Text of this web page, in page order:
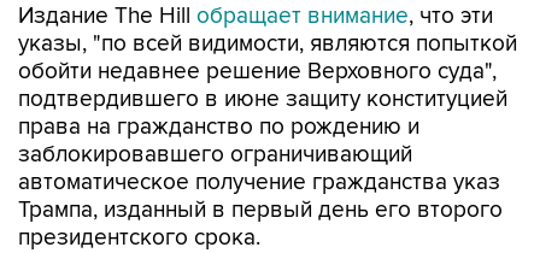
Издание The Hill обращает внимание, что эти
указы, "по всей видимости, являются попыткой
обойти недавнее решение Верховного суда",
подтвердившего в июне защиту конституцией
права на гражданство по рождению и
заблокировавшего ограничивающий
автоматическое получение гражданства указ
Трампа, изданный в первый день его второго
президентского срока.